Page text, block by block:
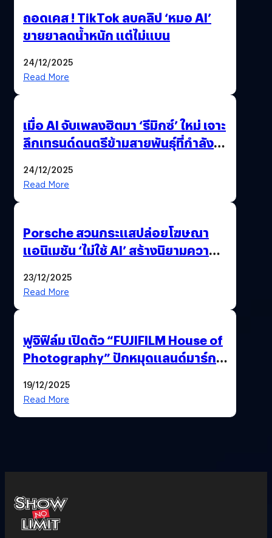
ถอดเคส ! TikTok ลบคลิป ‘หมอ AI’
ขายยาลดน้ำหนัก แต่ไม่แบน
24/12/2025
Read More
เมื่อ AI จับเพลงฮิตมา ‘รีมิกซ์’ ใหม่ เจาะ
ลึกเทรนด์ดนตรีข้ามสายพันธุ์ที่กำลัง
24/12/2025
Read More
Porsche สวนกระแสปล่อยโฆษณา
แอนิเมชัน ‘ไม่ใช้ AI’ สร้างนิยามความ
23/12/2025
Read More
ฟูจิฟิล์ม เปิดตัว “FUJIFILM House of
Photography” ปักหมุดแลนด์มาร์ก
19/12/2025
Read More